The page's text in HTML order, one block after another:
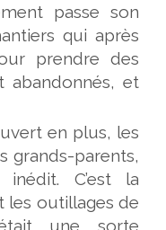
passe son
qui après
prendre des
abandonnés, et
en plus, les
grands-parents,
C’est la
les outillages de
une sorte